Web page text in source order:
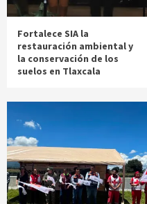
Fortalece SIA la
restauración ambiental y
la conservación de los
suelos en Tlaxcala